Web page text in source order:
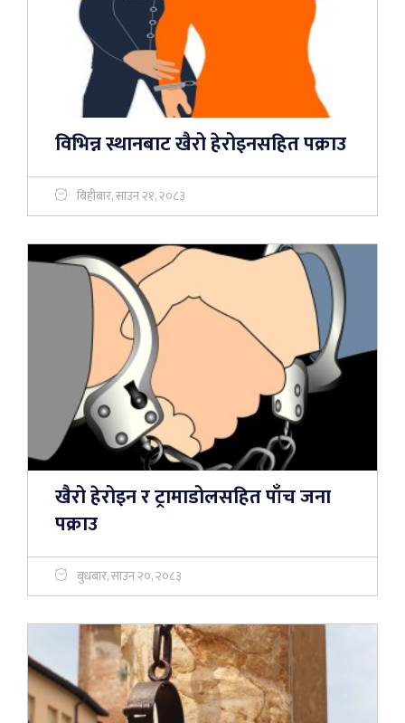
विभिन्न स्थानबाट खैरो हेरोइनसहित पक्राउ
बिहीबार, साउन २१, २०८३
खैरो हेरोइन र ट्रामाडोलसहित पाँच जना
पक्राउ
बुधबार, साउन २०, २०८३